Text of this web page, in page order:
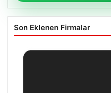
Son Eklenen Firmalar